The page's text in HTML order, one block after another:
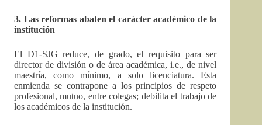
3. Las reformas abaten el carácter académico de la
institución
El D1-SJG reduce, de grado, el requisito para ser
director de división o de área académica, i.e., de nivel
maestría, como mínimo, a solo licenciatura. Esta
enmienda se contrapone a los principios de respeto
profesional, mutuo, entre colegas; debilita el trabajo de
los académicos de la institución.